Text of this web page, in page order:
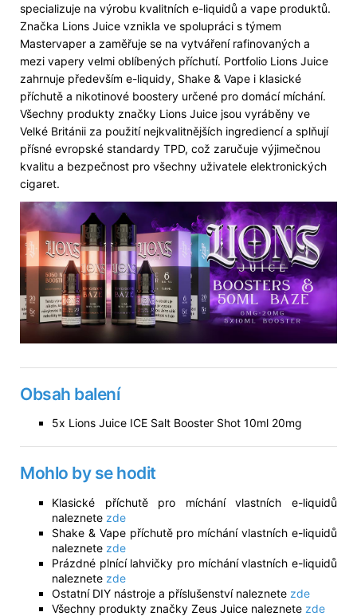
specializuje na výrobu kvalitních e-liquidů a vape produktů.
Značka Lions Juice vznikla ve spolupráci s týmem
Mastervaper a zaměřuje se na vytváření rafinovaných a
mezi vapery velmi oblíbených příchutí. Portfolio Lions Juice
zahrnuje především e-liquidy, Shake & Vape i klasické
příchutě a nikotinové boostery určené pro domácí míchání.
Všechny produkty značky Lions Juice jsou vyráběny ve
Velké Británii za použití nejkvalitnějších ingrediencí a splňují
přísné evropské standardy TPD, což zaručuje výjimečnou
kvalitu a bezpečnost pro všechny uživatele elektronických
cigaret.
Obsah balení
5x Lions Juice ICE Salt Booster Shot 10ml 20mg
Mohlo by se hodit
Klasické příchutě pro míchání vlastních e-liquidů
naleznete zde
Shake & Vape příchutě pro míchání vlastních e-liquidů
naleznete zde
Prázdné plnící lahvičky pro míchání vlastních e-liquidů
naleznete zde
Ostatní DIY nástroje a příslušenství naleznete zde
Všechny produkty značky Zeus Juice naleznete zde